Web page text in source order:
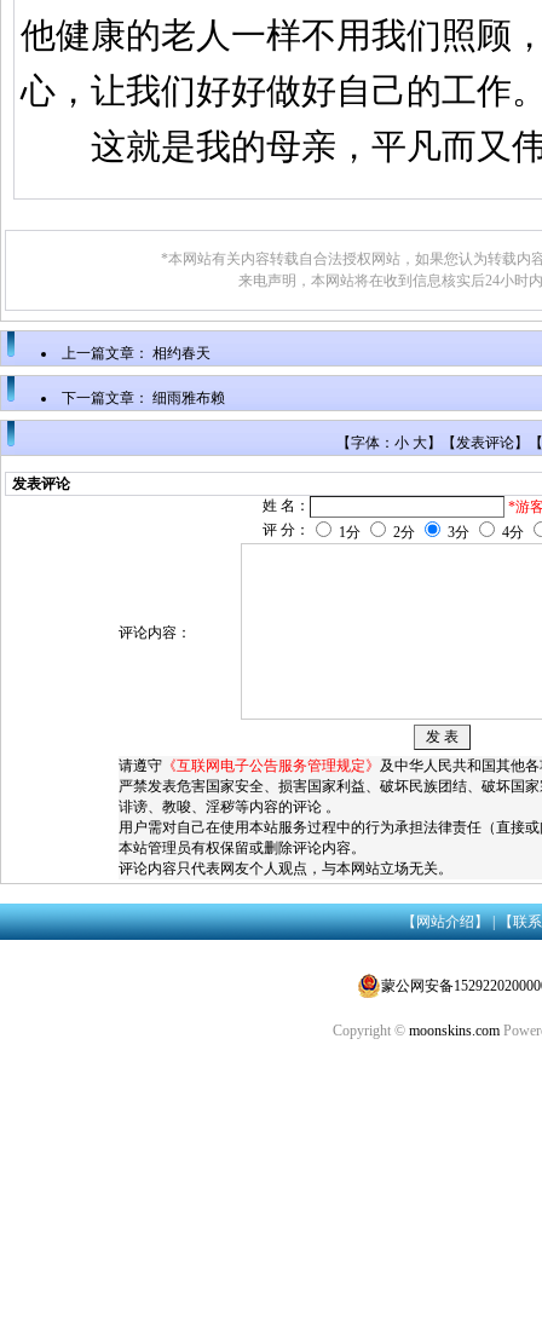
他健康的老人一样不用我们照顾
心，让我们好好做好自己的工作
这就是我的母亲，平凡而又
*本网站有关内容转载自合法授权网站，如果您认为转载内
来电声明，本网站将在收到信息核实后24小时
上一篇文章： 相约春天
下一篇文章： 细雨雅布赖
【字体：小 大】【发表评论】【
发表评论
姓 名：
*游
评 分：
1分 2分 3分 4分
评论内容：
请遵守 《互联网电子公告服务管理规定》 及中华人民共和国其他
严禁发表危害国家安全、损害国家利益、破坏民族团结、破坏国
诽谤、教唆、淫秽等内容的评论 。
用户需对自己在使用本站服务过程中的行为承担法律责任（直接
本站管理员有权保留或删除评论内容。
评论内容只代表网友个人观点，与本网站立场无关。
【网站介绍】|【联
蒙公网安备
Copyright © moonskins.com